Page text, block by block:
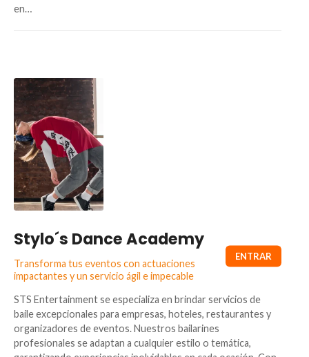
en…
Stylo´s Dance Academy
Transforma tus eventos con actuaciones
impactantes y un servicio ágil e impecable
STS Entertainment se especializa en brindar servicios de
baile excepcionales para empresas, hoteles, restaurantes y
organizadores de eventos. Nuestros bailarines
profesionales se adaptan a cualquier estilo o temática,